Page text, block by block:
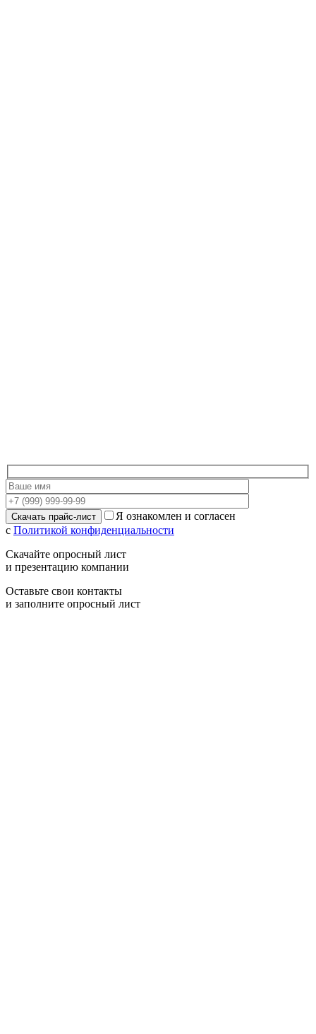
Я ознакомлен и согласен
с Политикой конфиденциальности
Скачайте опросный лист
и презентацию компании
Оставьте свои контакты
и заполните опросный лист